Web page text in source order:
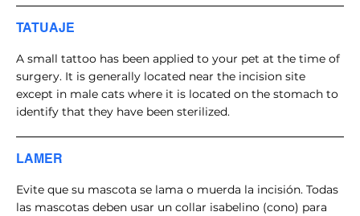
TATUAJE
A small tattoo has been applied to your pet at the time of
surgery. It is generally located near the incision site
except in male cats where it is located on the stomach to
identify that they have been sterilized.
LAMER
Evite que su mascota se lama o muerda la incisión. Todas
las mascotas deben usar un collar isabelino (cono) para